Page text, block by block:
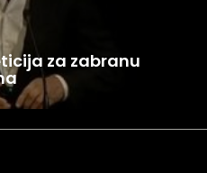
za zabranu